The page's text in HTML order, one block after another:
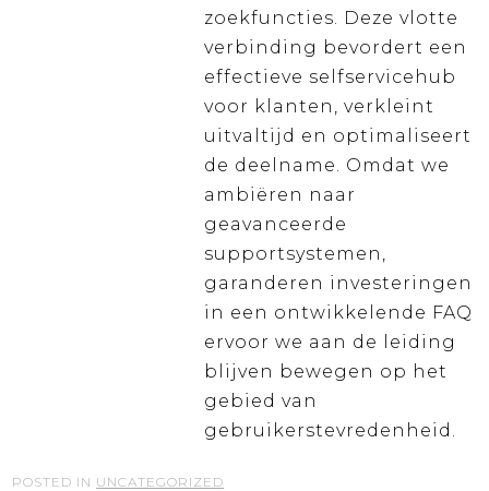
zoekfuncties. Deze vlotte
verbinding bevordert een
effectieve selfservicehub
voor klanten, verkleint
uitvaltijd en optimaliseert
de deelname. Omdat we
ambiëren naar
geavanceerde
supportsystemen,
garanderen investeringen
in een ontwikkelende FAQ
ervoor we aan de leiding
blijven bewegen op het
gebied van
gebruikerstevredenheid.
POSTED IN UNCATEGORIZED